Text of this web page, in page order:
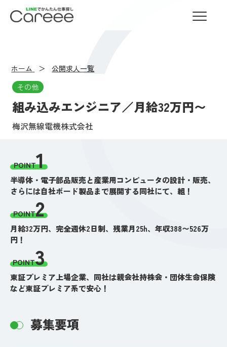
LINEでかんたん仕事探し Careee
ホーム
公開求人一覧
その他
組み込みエンジニア／月給32万円〜
梅沢無線電機株式会社
POINT1
半導体・電子部品販売と産業用コンピュータの設計・販売、
さらには自社ボード製品まで展開する同社にて、組！
POINT2
月給32万円、完全週休2日制、残業月25h、年収388〜526万
円！
POINT3
東証プレミア上場企業、同社は親会社持株会・団体生命保険
など東証プレミア系で安心！
募集要項